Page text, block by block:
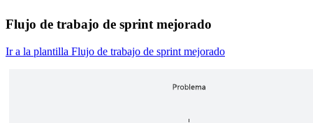
Flujo de trabajo de sprint mejorado
Ir a la plantilla Flujo de trabajo de sprint mejorado